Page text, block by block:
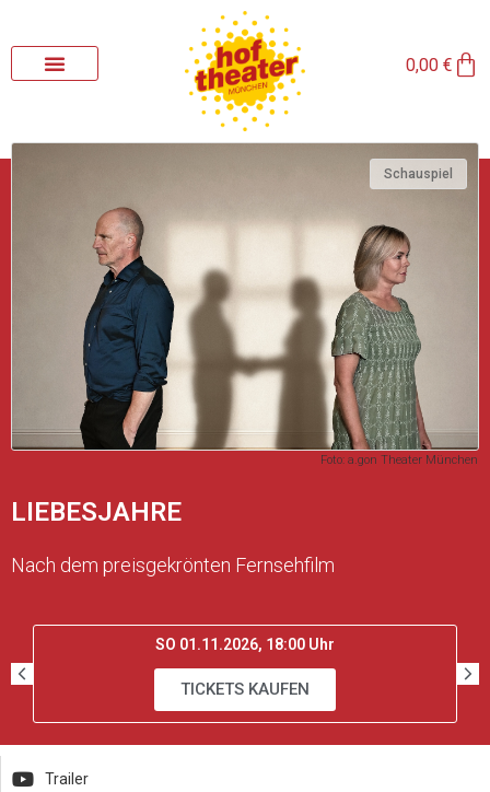
springen
0,00 €
LIEBESJAHRE
Nach dem preisgekrönten Fernsehfilm
SO 01.11.2026, 18:00 Uhr
TICKETS KAUFEN
Schauspiel
Foto: a.gon Theater München
Trailer